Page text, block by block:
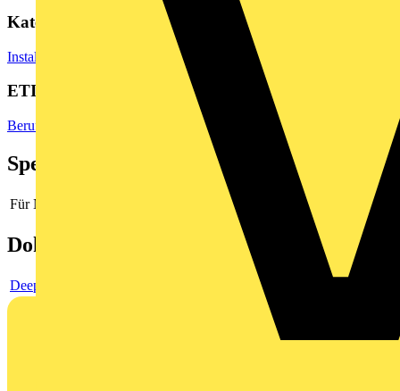
Kategorien
Installationsmaterial & Zubehör Kabelschellen & Befestigungen
ETIM Group
Berufskleidung, Arbeitsschutz
Spezifikationen
Für Nennspannung bis
Dokumente
Deeplink Produktseite